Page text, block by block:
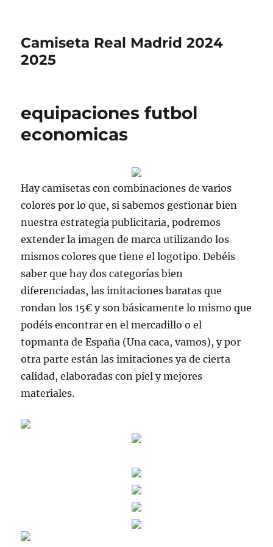
Camiseta Real Madrid 2024
2025
equipaciones futbol
economicas
Hay camisetas con combinaciones de varios
colores por lo que, si sabemos gestionar bien
nuestra estrategia publicitaria, podremos
extender la imagen de marca utilizando los
mismos colores que tiene el logotipo. Debéis
saber que hay dos categorías bien
diferenciadas, las imitaciones baratas que
rondan los 15€ y son básicamente lo mismo que
podéis encontrar en el mercadillo o el
topmanta de España (Una caca, vamos), y por
otra parte están las imitaciones ya de cierta
calidad, elaboradas con piel y mejores
materiales.